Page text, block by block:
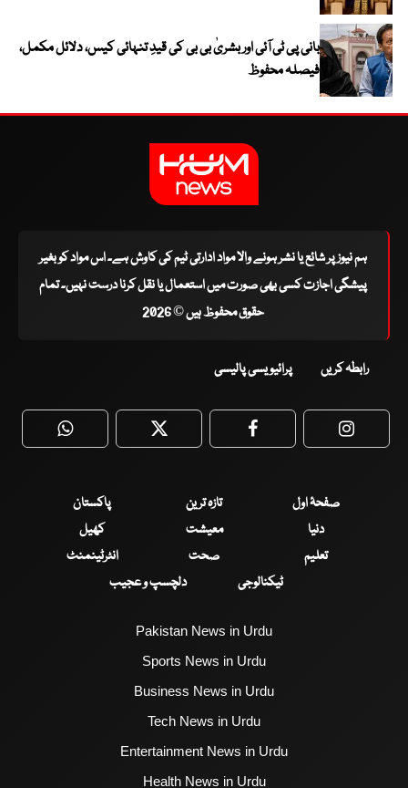
بانی پی ٹی آئی اور بشریٰ بی بی کی قیدِ تنہائی کیس، دلائل مکمل،
فیصلہ محفوظ
ہم نیوز پر شائع یا نشر ہونے والا مواد ادارتی ٹیم کی کاوش ہے۔ اس مواد کو بغیر
پیشگی اجازت کسی بھی صورت میں استعمال یا نقل کرنا درست نہیں۔ تمام
حقوق محفوظ ہیں © 2026
رابطہ کریں پرائیویسی پالیسی
WhatsApp Twitter Facebook
صفحۂ اول تازہ ترین
پاکستان
دنیا
معیشت
کھیل
تعلیم
صحت
انٹرٹینمنٹ
ٹیکنالوجی
دلچسپ و عجیب
Pakistan News in Urdu
Sports News in Urdu
Business News in Urdu
Tech News in Urdu
Entertainment News in Urdu
Health News in Urdu